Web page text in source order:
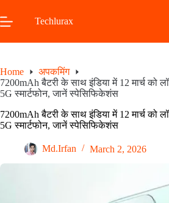
to
content
Techlurax
Home
अपकमिंग
7200mAh बैटरी के साथ इंडिया में 12 मार्च को
5G स्मार्टफोन, जानें स्पेसिफिकेशंस
7200mAh बैटरी के साथ इंडिया में 12 मार्च को
5G स्मार्टफोन, जानें स्पेसिफिकेशंस
Md.Irfan March 2, 2026